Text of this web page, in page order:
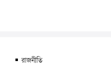
রাজনীতি